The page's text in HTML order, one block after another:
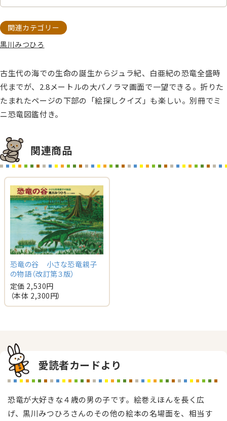
関連カテゴリー
黒川みつひろ
古生代の海での生命の誕生からジュラ紀、白亜紀の恐竜全盛時
代までが、2.8メートルの大パノラマ画面で一望できる。折りた
たまれたページの下部の「絵探しクイズ」も楽しい。別冊でミ
ニ恐竜図鑑付き。
関連商品
恐竜の谷 小さな恐竜親子
の物語（改訂第３版）
定価 2,530円
（本体 2,300円）
愛読者カードより
恐竜が大好きな４歳の男の子です。絵巻えほんを長く広
げ、黒川みつひろさんのその他の絵本の名場面を、相当す